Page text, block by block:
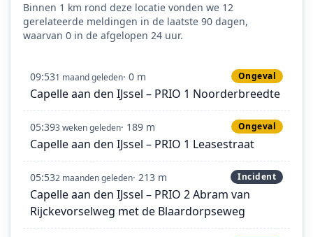
Binnen 1 km rond deze locatie vonden we 12
gerelateerde meldingen in de laatste 90 dagen,
waarvan 0 in de afgelopen 24 uur.
09:531 maand geleden· 0 m Ongeval
Capelle aan den IJssel – PRIO 1 Noorderbreedte
05:393 weken geleden· 189 m Ongeval
Capelle aan den IJssel – PRIO 1 Leasestraat
05:532 maanden geleden· 213 m Incident
Capelle aan den IJssel – PRIO 2 Abram van
Rijckevorselweg met de Blaardorpseweg